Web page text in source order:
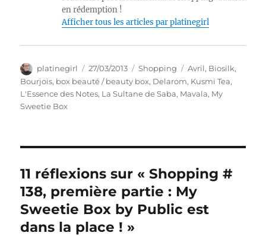
en rédemption !
Afficher tous les articles par platinegirl
Auteur
platinegirl
Publié
le
27/03/2013 Catégories
Shopping Étiquettes
Avril, Biosilk,
Bourjois, box beauté / beauty box, Delarom, Kusmi Tea,
L'Essence des Notes, La Sultane de Saba, Mavala, My
Sweetie Box
11 réflexions sur « Shopping #
138, première partie : My
Sweetie Box by Public est
dans la place ! »